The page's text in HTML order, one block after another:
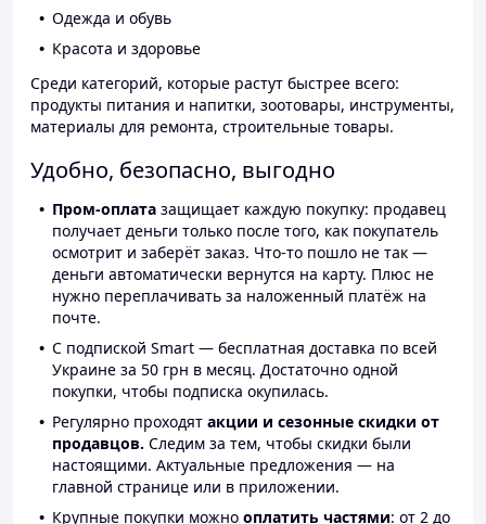
Одежда и обувь
Красота и здоровье
Среди категорий, которые растут быстрее всего:
продукты питания и напитки, зоотовары, инструменты,
материалы для ремонта, строительные товары.
Удобно, безопасно, выгодно
Пром-оплата защищает каждую покупку: продавец
получает деньги только после того, как покупатель
осмотрит и заберёт заказ. Что-то пошло не так —
деньги автоматически вернутся на карту. Плюс не
нужно переплачивать за наложенный платёж на
почте.
С подпиской Smart — бесплатная доставка по всей
Украине за 50 грн в месяц. Достаточно одной
покупки, чтобы подписка окупилась.
Регулярно проходят акции и сезонные скидки от
продавцов. Следим за тем, чтобы скидки были
настоящими. Актуальные предложения — на
главной странице или в приложении.
Крупные покупки можно оплатить частями: от 2 до